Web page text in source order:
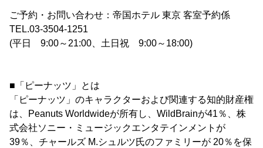
ご予約・お問い合わせ：帝国ホテル 東京 客室予約係
TEL.03-3504-1251
(平日 9:00～21:00、土日祝 9:00～18:00)
■「ピーナッツ」とは
「ピーナッツ」のキャラクターおよび関連する知的財産権
は、Peanuts Worldwideが所有し、WildBrainが41％、株
式会社ソニー・ミュージックエンタテインメントが
39％、チャールズ M.シュルツ氏のファミリーが 20％を保